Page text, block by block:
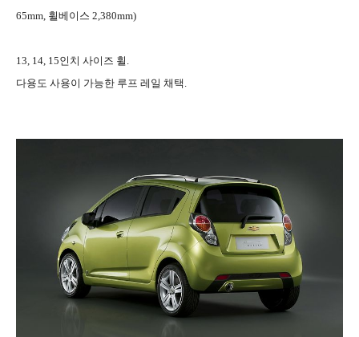
65mm, 휠베이스 2,380mm)
13, 14, 15인치 사이즈 휠.
다용도 사용이 가능한 루프 레일 채택.